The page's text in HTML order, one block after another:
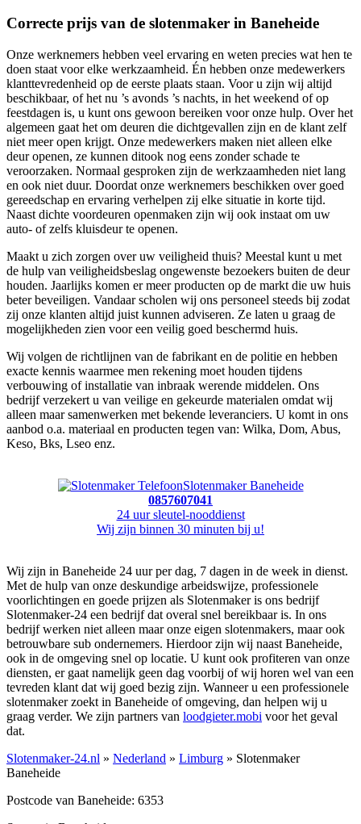
Correcte prijs van de slotenmaker in Baneheide
Onze werknemers hebben veel ervaring en weten precies wat hen te
doen staat voor elke werkzaamheid. Én hebben onze medewerkers
klanttevredenheid op de eerste plaats staan. Voor u zijn wij altijd
beschikbaar, of het nu ’s avonds ’s nachts, in het weekend of op
feestdagen is, u kunt ons gewoon bereiken voor onze hulp. Over het
algemeen gaat het om deuren die dichtgevallen zijn en de klant zelf
niet meer open krijgt. Onze medewerkers maken niet alleen elke
deur openen, ze kunnen ditook nog eens zonder schade te
veroorzaken. Normaal gesproken zijn de werkzaamheden niet lang
en ook niet duur. Doordat onze werknemers beschikken over goed
gereedschap en ervaring verhelpen zij elke situatie in korte tijd.
Naast dichte voordeuren openmaken zijn wij ook instaat om uw
auto- of zelfs kluisdeur te openen.
Maakt u zich zorgen over uw veiligheid thuis? Meestal kunt u met
de hulp van veiligheidsbeslag ongewenste bezoekers buiten de deur
houden. Jaarlijks komen er meer producten op de markt die uw huis
beter beveiligen. Vandaar scholen wij ons personeel steeds bij zodat
zij onze klanten altijd juist kunnen adviseren. Ze laten u graag de
mogelijkheden zien voor een veilig goed beschermd huis.
Wij volgen de richtlijnen van de fabrikant en de politie en hebben
exacte kennis waarmee men rekening moet houden tijdens
verbouwing of installatie van inbraak werende middelen. Ons
bedrijf verzekert u van veilige en gekeurde materialen omdat wij
alleen maar samenwerken met bekende leveranciers. U komt in ons
aanbod o.a. materiaal en producten tegen van: Wilka, Dom, Abus,
Keso, Bks, Lseo enz.
Slotenmaker Baneheide
0857607041
24 uur sleutel-nooddienst
Wij zijn binnen 30 minuten bij u!
Wij zijn in Baneheide 24 uur per dag, 7 dagen in de week in dienst.
Met de hulp van onze deskundige arbeidswijze, professionele
voorlichtingen en goede prijzen als Slotenmaker is ons bedrijf
Slotenmaker-24 een bedrijf dat overal snel bereikbaar is. In ons
bedrijf werken niet alleen maar onze eigen slotenmakers, maar ook
betrouwbare sub ondernemers. Hierdoor zijn wij naast Baneheide,
ook in de omgeving snel op locatie. U kunt ook profiteren van onze
diensten, er gaat namelijk geen dag voorbij of wij horen wel van een
tevreden klant dat wij goed bezig zijn. Wanneer u een professionele
slotenmaker zoekt in Baneheide of omgeving, dan helpen wij u
graag verder. We zijn partners van loodgieter.mobi voor het geval
dat.
Slotenmaker-24.nl » Nederland » Limburg » Slotenmaker
Baneheide
Postcode van Baneheide: 6353